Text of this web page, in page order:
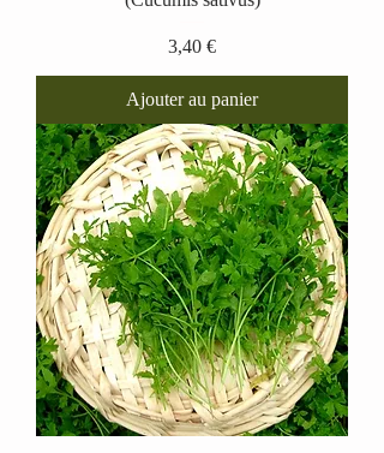
Prix
3,40 €
Ajouter au panier